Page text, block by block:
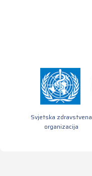
Svjetska zdravstvena
organizacija